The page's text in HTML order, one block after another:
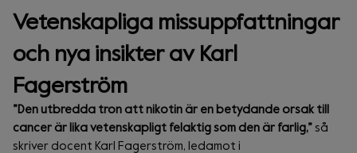
Vetenskapliga missuppfattningar
och nya insikter av Karl
Fagerström
”Den utbredda tron att nikotin är en betydande orsak till
cancer är lika vetenskapligt felaktig som den är farlig,” så
skriver docent Karl Fagerström, ledamot i